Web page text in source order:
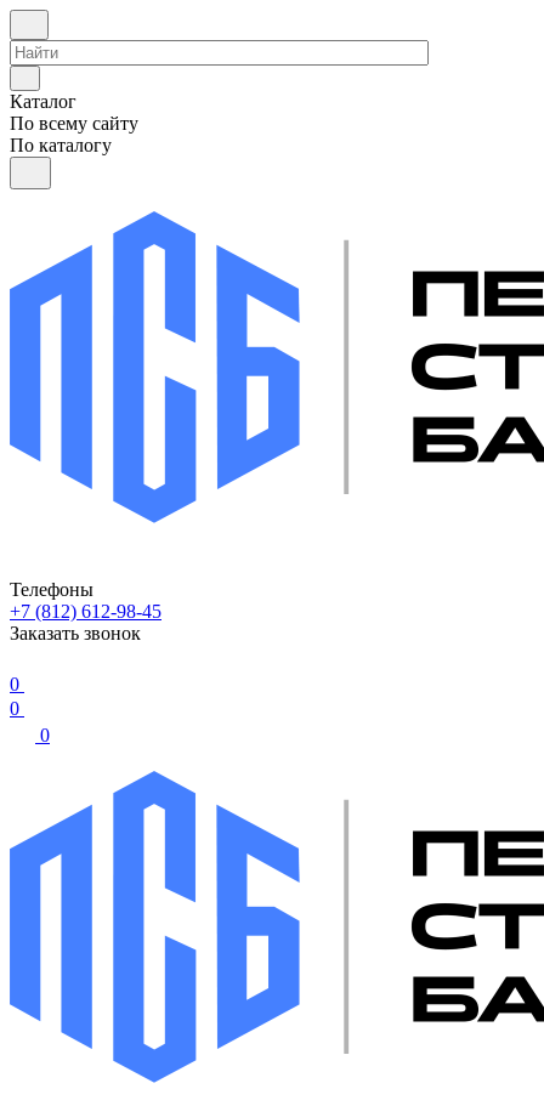
Каталог
По всему сайту
По каталогу
Телефоны
+7 (812) 612-98-45
Заказать звонок
0
0
0